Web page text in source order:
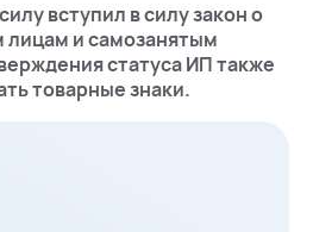
вступил в силу закон о
лицам и самозанятым
статуса ИП также
товарные знаки.